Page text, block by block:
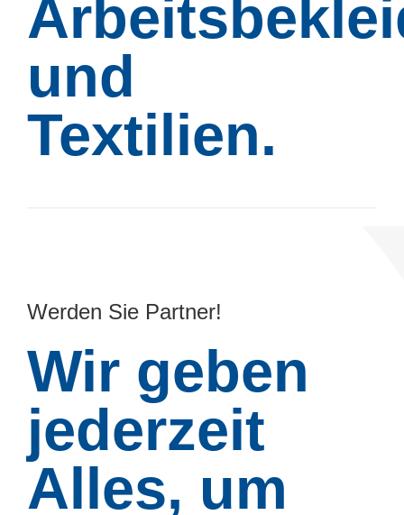
und
Textilien.
Werden Sie Partner!
Wir geben
jederzeit
Alles, um